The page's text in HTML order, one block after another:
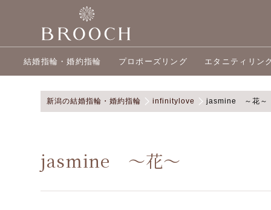
結婚指輪・婚約指輪 プロポーズリング エタニティリン
新潟の結婚指輪・婚約指輪 infinitylove jasmine ～花～
jasmine ～花～